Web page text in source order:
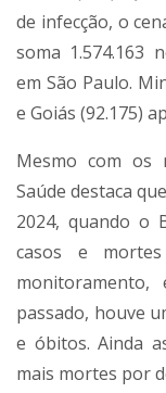
de infecção, o
soma 1.574.163
em São Paulo.
e Goiás (92.175)
Mesmo com os
Saúde destaca
2024, quando o
casos e
monitoramento,
passado, houve
e óbitos. Ainda
mais mortes por